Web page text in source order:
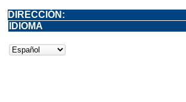
DIRECCIÓN:
IDIOMA